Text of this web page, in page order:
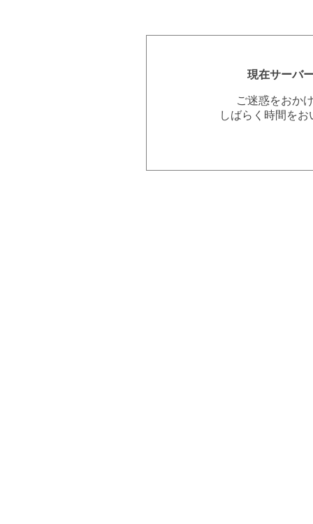
現在サーバ
ご迷惑をおか
しばらく時間を